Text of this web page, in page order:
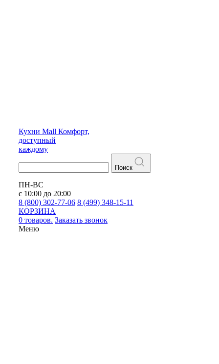
Кухни Mall Комфорт,
доступный
каждому
Поиск
ПН-ВС
с 10:00 до 20:00
8 (800) 302-77-06 8 (499) 348-15-11
КОРЗИНА
0 товаров. Заказать звонок
Меню